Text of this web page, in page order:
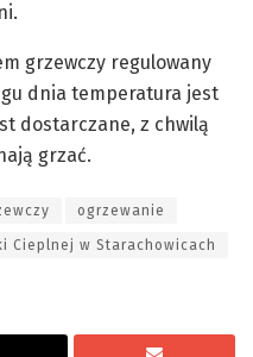
grzewczy regulowany
dnia temperatura jest
dostarczane, z chwilą
grzać.
ogrzewanie
Cieplnej w Starachowicach